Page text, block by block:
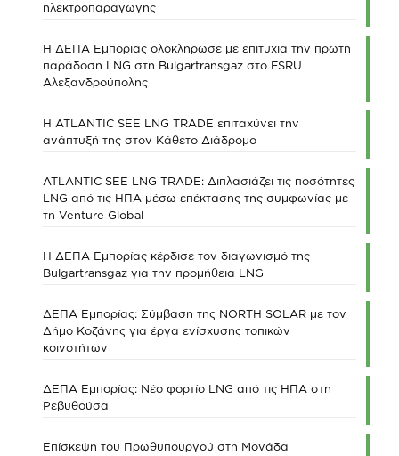
ηλεκτροπαραγωγής
Η ΔΕΠΑ Εμπορίας ολοκλήρωσε με επιτυχία την πρώτη
παράδοση LNG στη Bulgartransgaz στο FSRU
Αλεξανδρούπολης
Η ATLANTIC SEE LNG TRADE επιταχύνει την
ανάπτυξή της στον Κάθετο Διάδρομο
ATLANTIC SEE LNG TRADE: Διπλασιάζει τις ποσότητες
LNG από τις ΗΠΑ μέσω επέκτασης της συμφωνίας με
τη Venture Global
Η ΔΕΠΑ Εμπορίας κέρδισε τον διαγωνισμό της
Bulgartransgaz για την προμήθεια LNG
ΔΕΠΑ Εμπορίας: Σύμβαση της NORTH SOLAR με τον
Δήμο Κοζάνης για έργα ενίσχυσης τοπικών
κοινοτήτων
ΔΕΠΑ Εμπορίας: Νέο φορτίο LNG από τις ΗΠΑ στη
Ρεβυθούσα
Επίσκεψη του Πρωθυπουργού στη Μονάδα